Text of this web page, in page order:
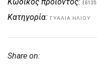
Κατηγορία: ΓΥΑΛΙΆ ΗΛΊΟΥ
Share on: